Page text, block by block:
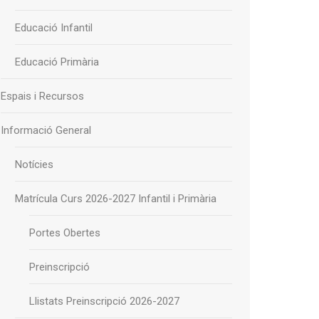
Educació Infantil
Educació Primària
Espais i Recursos
Informació General
Notícies
Matrícula Curs 2026-2027 Infantil i Primària
Portes Obertes
Preinscripció
Llistats Preinscripció 2026-2027